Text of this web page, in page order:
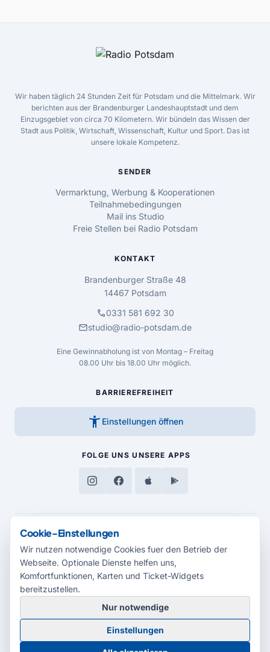
Wir haben täglich 24 Stunden Zeit für Potsdam und die Mittelmark. Wir
berichten aus der Brandenburger Landeshauptstadt und dem
Einzugsgebiet von circa 70 Kilometern. Wir bündeln das Wissen der
Stadt aus Politik, Wirtschaft, Wissenschaft, Kultur und Sport. Das ist
unsere lokale Kompetenz.
SENDER
Vermarktung, Werbung & Kooperationen
Teilnahmebedingungen
Mail ins Studio
Freie Stellen bei Radio Potsdam
KONTAKT
Brandenburger Straße 48
14467 Potsdam
call0331 581 692 30
mailstudio@radio-potsdam.de
Eine Gewinnabholung ist von Montag – Freitag
08.00 Uhr bis 18.00 Uhr möglich.
BARRIEREFREIHEIT
accessibility_new Einstellungen öffnen
FOLGE UNS UNSERE APPS
MEDIENPARTNER
© 2026 Radio Potsdam. Webseite entwickelt durch dieMedienagentur
Babelsberg
BarrierefreiheitserklärungAGBDatenschutzImpressum
Cookie-Einstellungen
Wir nutzen notwendige Cookies fuer den Betrieb der
Webseite. Optionale Dienste helfen uns,
Komfortfunktionen, Karten und Ticket-Widgets
bereitzustellen.
Nur notwendige
Einstellungen